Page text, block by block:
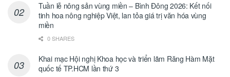
Tuần lễ nông sản vùng miền – Bình Đông 2026: Kết nối
tinh hoa nông nghiệp Việt, lan tỏa giá trị văn hóa vùng
miền
0 SHARES
Khai mạc Hội nghị Khoa học và triển lãm Răng Hàm Mặt
quốc tế TP.HCM lần thứ 3